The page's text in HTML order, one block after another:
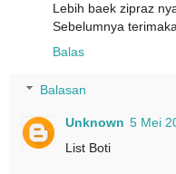
Lebih baek zipraz
Sebelumnya
Balas
Balasan
Unknown 5 Mei
List Boti